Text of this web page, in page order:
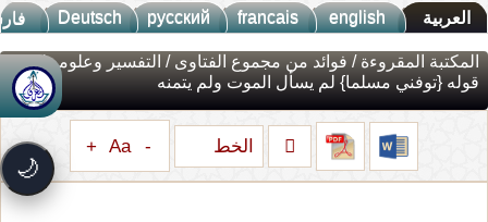
العربية english
francais
русский
Deutsch
🌙
🚀جديد الموقع!
تعرف على أحدث المميزات
⚡سرعة فائقة
تحميل أسرع بـ 3× من قبل
المكتبة المقروءة / فوائد من مجموع الفتاوى / التفسير وعلومه/
قوله {توفني مسلما} لم يسأل الموت ولم يتمنه
الخط -
Aa
+